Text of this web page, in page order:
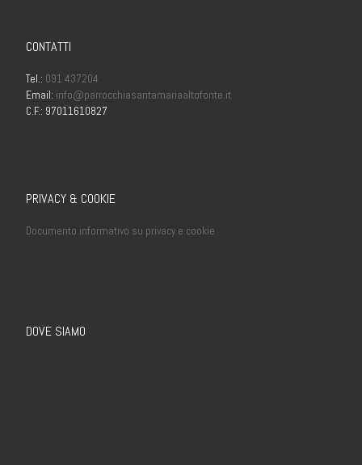
CONTATTI
Tel.: 091 437204
Email: info@parrocchiasantamariaaltofonte.it
C.F.: 97011610827
PRIVACY & COOKIE
Documento informativo su privacy e cookie
DOVE SIAMO